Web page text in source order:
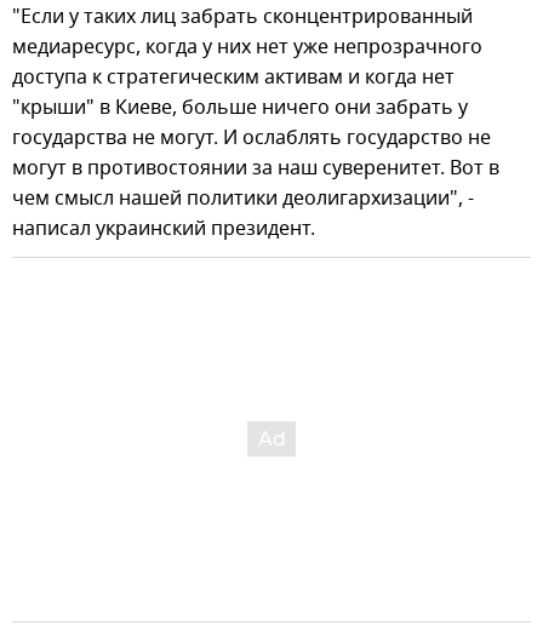
"Если у таких лиц забрать сконцентрированный
медиаресурс, когда у них нет уже непрозрачного
доступа к стратегическим активам и когда нет
"крыши" в Киеве, больше ничего они забрать у
государства не могут. И ослаблять государство не
могут в противостоянии за наш суверенитет. Вот в
чем смысл нашей политики деолигархизации", -
написал украинский президент.